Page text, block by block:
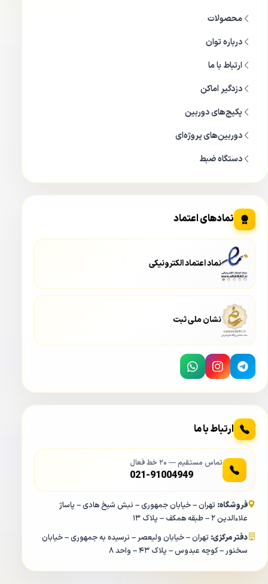
محصولات
درباره توان
ارتباط با ما
دزدگیر اماکن
پکیج‌های دوربین
دوربین‌های پروژه‌ای
دستگاه ضبط
نمادهای اعتماد
نماد اعتماد الکترونیکی
نشان ملی ثبت
ارتباط با ما
تماس مستقیم — ۲۰ خط فعال
021-91004949
فروشگاه: تهران – خیابان جمهوری – نبش شیخ هادی – پاساژ
علاءالدین ۲ – طبقه همکف – پلاک ۱۳
دفتر مرکزی: تهران – خیابان ولیعصر – نرسیده به جمهوری – خیابان
سخنور – کوچه عبدوس – پلاک ۴۳ – واحد ۸